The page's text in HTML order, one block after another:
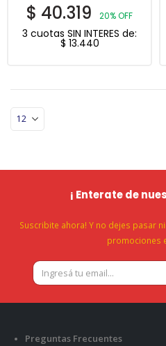
$ 40.319 20% OFF
3 cuotas SIN INTERES de:
$ 13.440
¡ Enterate de
Suscribite ahora! Y no dejes pasar
promociones
Preguntas Frecuentes